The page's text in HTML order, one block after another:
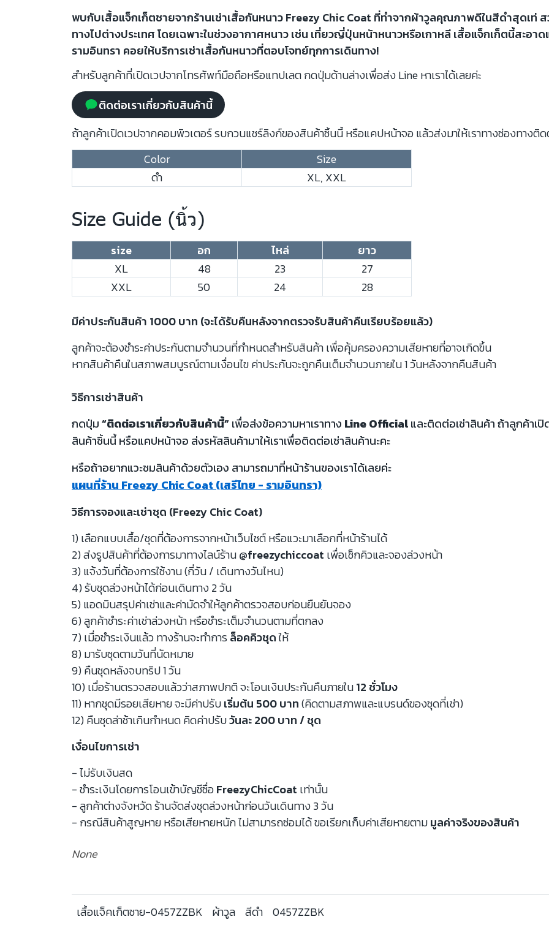
พบกับเสื้อแจ็กเก็ตชายจากร้านเช่าเสื้อกันหนาว Freezy Chic Coat ที่ทำจากผ้าวูลคุณภาพดีในสีดำสุดเท่
ทางไปต่างประเทศ โดยเฉพาะในช่วงอากาศหนาว เช่น เที่ยวญี่ปุ่นหน้าหนาวหรือเกาหลี เสื้อแจ็กเก็ตนี้สะอ
รามอินทรา คอยให้บริการเช่าเสื้อกันหนาวที่ตอบโจทย์ทุกการเดินทาง!
สำหรับลูกค้าที่เปิดเวปจากโทรศัพท์มือถือหรือแทปเลต กดปุ่มด้านล่างเพื่อส่ง Line หาเราได้เลยค่ะ
ติดต่อเราเกี่ยวกับสินค้านี้
ถ้าลูกค้าเปิดเวปจากคอมพิวเตอร์ รบกวนแชร์ลิงก์ของสินค้าชิ้นนี้ หรือแคปหน้าจอ แล้วส่งมาให้เราทางช่องทางติ
Color
Size
ดำ
XL, XXL
Size Guide (นิ้ว)
size อก ไหล่
ยาว
XL
48 23
27
XXL
50 24 28
มีค่าประกันสินค้า 1000 บาท (จะได้รับคืนหลังจากตรวจรับสินค้าคืนเรียบร้อยแล้ว)
ลูกค้าจะต้องชำระค่าประกันตามจำนวนที่กำหนดสำหรับสินค้า เพื่อคุ้มครองความเสียหายที่อาจเกิดขึ้น
หากสินค้าคืนในสภาพสมบูรณ์ตามเงื่อนไข ค่าประกันจะถูกคืนเต็มจำนวนภายใน 1 วันหลังจากคืนสินค้า
วิธีการเช่าสินค้า
กดปุ่ม“ติดต่อเราเกี่ยวกับสินค้านี้”เพื่อส่งข้อความหาเราทาง Line Officialและติดต่อเช่าสินค้า ถ้าลูกค้าเ
สินค้าชิ้นนี้ หรือแคปหน้าจอ ส่งรหัสสินค้ามาให้เราเพื่อติดต่อเช่าสินค้านะคะ
หรือถ้าอยากแวะชมสินค้าด้วยตัวเอง สามารถมาที่หน้าร้านของเราได้เลยค่ะ
แผนที่ร้าน Freezy Chic Coat (เสรีไทย - รามอินทรา)
วิธีการจองและเช่าชุด (Freezy Chic Coat)
1) เลือกแบบเสื้อ/ชุดที่ต้องการจากหน้าเว็บไซต์ หรือแวะมาเลือกที่หน้าร้านได้
2) ส่งรูปสินค้าที่ต้องการมาทางไลน์ร้าน@freezychiccoat เพื่อเช็กคิวและจองล่วงหน้า
3) แจ้งวันที่ต้องการใช้งาน (กี่วัน / เดินทางวันไหน)
4) รับชุดล่วงหน้าได้ก่อนเดินทาง 2 วัน
5) แอดมินสรุปค่าเช่าและค่ามัดจำให้ลูกค้าตรวจสอบก่อนยืนยันจอง
6) ลูกค้าชำระค่าเช่าล่วงหน้า หรือชำระเต็มจำนวนตามที่ตกลง
7) เมื่อชำระเงินแล้ว ทางร้านจะทำการล็อคคิวชุดให้
8) มารับชุดตามวันที่นัดหมาย
9) คืนชุดหลังจบทริป 1 วัน
10) เมื่อร้านตรวจสอบแล้วว่าสภาพปกติ จะโอนเงินประกันคืนภายใน12 ชั่วโมง
11) หากชุดมีรอยเสียหาย จะมีค่าปรับเริ่มต้น 500 บาท(คิดตามสภาพและแบรนด์ของชุดที่เช่า)
12) คืนชุดล่าช้าเกินกำหนด คิดค่าปรับวันละ 200 บาท / ชุด
เงื่อนไขการเช่า
- ไม่รับเงินสด
- ชำระเงินโดยการโอนเข้าบัญชีชื่อFreezyChicCoat เท่านั้น
- ลูกค้าต่างจังหวัด ร้านจัดส่งชุดล่วงหน้าก่อนวันเดินทาง 3 วัน
- กรณีสินค้าสูญหาย หรือเสียหายหนัก ไม่สามารถซ่อมได้ ขอเรียกเก็บค่าเสียหายตามมูลค่าจริงของสินค้า
None
เสื้อแจ็คเก็ตชาย-0457ZZBK ผ้าวูล สีดำ 0457ZZBK